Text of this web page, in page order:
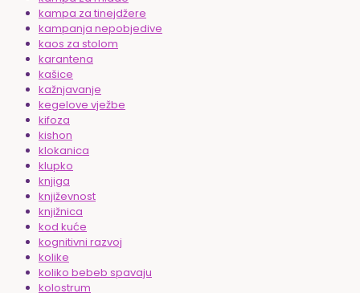
kampa za tinejdžere
kampanja nepobjedive
kaos za stolom
karantena
kašice
kažnjavanje
kegelove vježbe
kifoza
kishon
klokanica
klupko
knjiga
književnost
knjižnica
kod kuće
kognitivni razvoj
kolike
koliko bebeb spavaju
kolostrum